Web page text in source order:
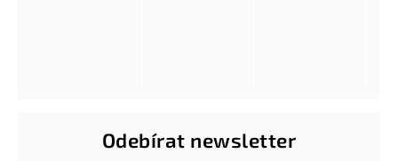
Odebírat newsletter